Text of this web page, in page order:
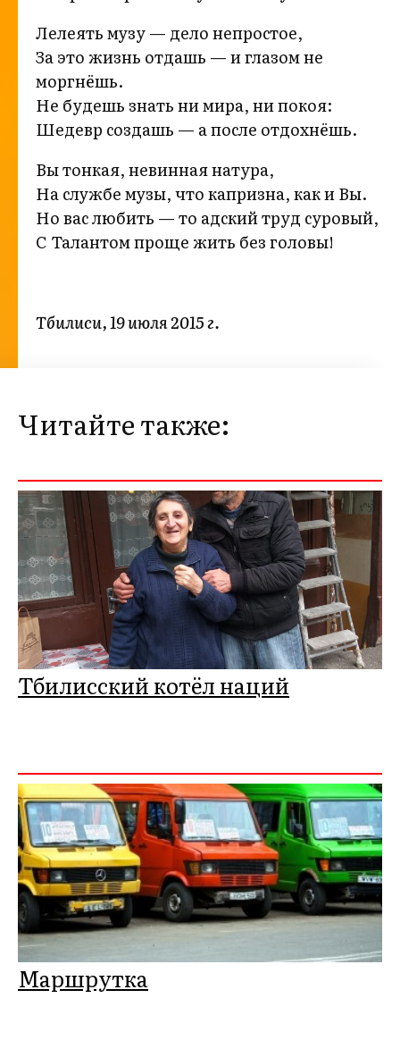
Лелеять музу — дело непростое,
За это жизнь отдашь — и глазом не
моргнёшь.
Не будешь знать ни мира, ни покоя:
Шедевр создашь — а после отдохнёшь.
Вы тонкая, невинная натура,
На службе музы, что капризна, как и Вы.
Но вас любить — то адский труд суровый,
С Талантом проще жить без головы!
Тбилиси, 19 июля 2015 г.
Читайте также:
Тбилисский котёл наций
Маршрутка